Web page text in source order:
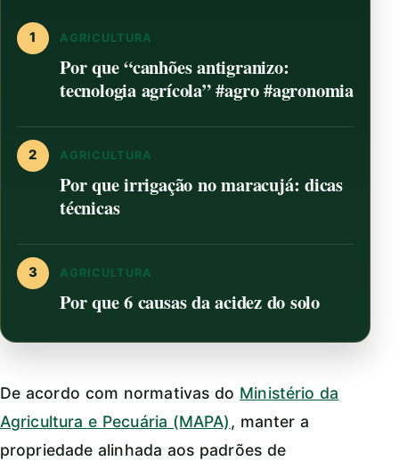
1 AGRICULTURA
Por que “canhões antigranizo:
tecnologia agrícola” #agro #agronomia
2 AGRICULTURA
Por que irrigação no maracujá: dicas
técnicas
3 AGRICULTURA
Por que 6 causas da acidez do solo
De acordo com normativas do Ministério da
Agricultura e Pecuária (MAPA), manter a
propriedade alinhada aos padrões de